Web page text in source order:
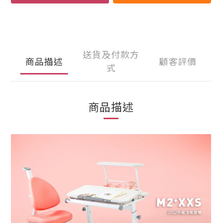
商品描述
送貨及付款方
式
顧客評價
商品描述